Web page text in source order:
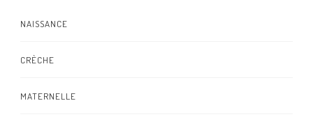
NAISSANCE
CRÈCHE
MATERNELLE